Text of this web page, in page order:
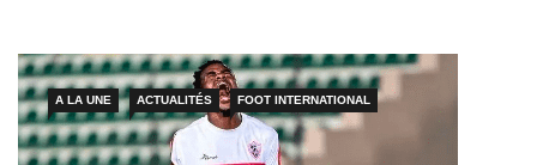
leur avant-centre sénégalais Ibrahima Ndiaye […]
A LA UNE ACTUALITÉS FOOT INTERNATIONAL